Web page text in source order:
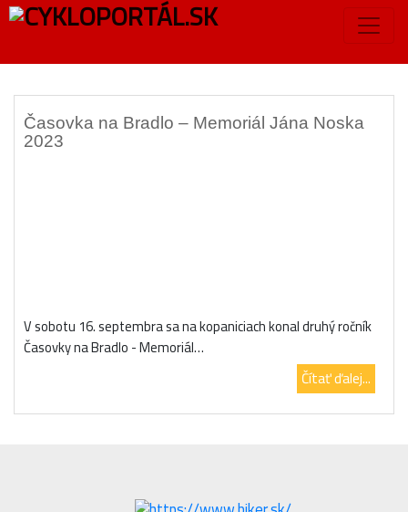
Značka:dr.witt
Časovka na Bradlo – Memoriál Jána Noska
2023
V sobotu 16. septembra sa na kopaniciach konal druhý ročník
Časovky na Bradlo - Memoriál…
Čítať ďalej...